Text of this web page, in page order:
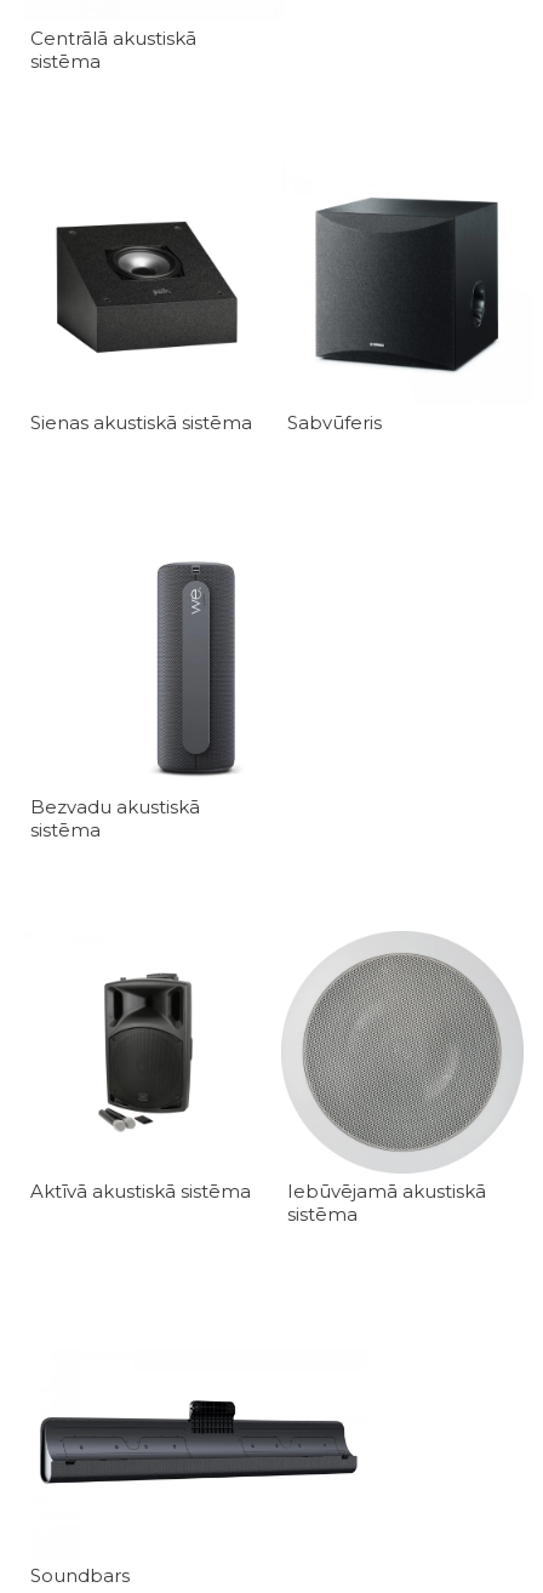
Centrālā akustiskā
sistēma
Sienas akustiskā sistēma Sabvūferis
Bezvadu akustiskā
sistēma
Aktīvā akustiskā sistēma
Iebūvējamā akustiskā
sistēma
Soundbars